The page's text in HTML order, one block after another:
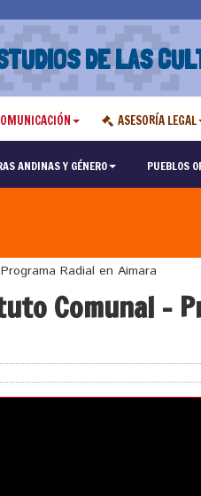
DE LAS
ASESORÍA LEGAL
ANDINAS Y GÉNERO PUEBLOS
Radial en Aimara
Comunal –